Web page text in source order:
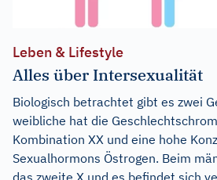
Leben & Lifestyle
Alles über Intersexualität
Biologisch betrachtet gibt es zwei
weibliche hat die
Kombination XX und eine hohe
Sexualhormons Östrogen. Beim
das zweite X und es befindet sich